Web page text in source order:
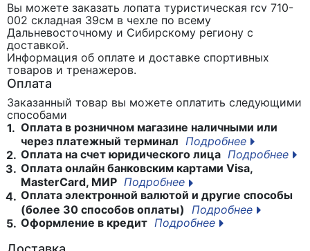
Вы можете заказать лопата туристическая rcv 710-
002 складная 39см в чехле по всему
Дальневосточному и Сибирскому региону с
доставкой.
Информация об оплате и доставке спортивных
товаров и тренажеров.
Оплата
Заказанный товар вы можете оплатить следующими
способами
1. Оплата в розничном магазине наличными или
через платежный терминал Подробнее
2. Оплата на счет юридического лица Подробнее
3. Оплата онлайн банковским картами Visa,
MasterCard, МИР Подробнее
4. Оплата электронной валютой и другие способы
(более 30 способов оплаты)
Подробнее
5. Оформление в кредит Подробнее